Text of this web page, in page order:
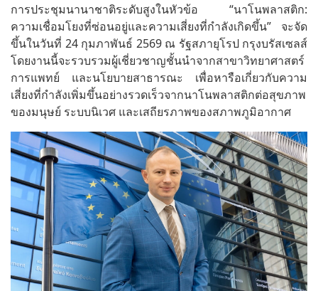
การประชุมนานาชาติระดับสูงในหัวข้อ “นาโนพลาสติก:
ความเชื่อมโยงที่ซ่อนอยู่และความเสี่ยงที่กำลังเกิดขึ้น” จะจัด
ขึ้นในวันที่ 24 กุมภาพันธ์ 2569 ณ รัฐสภายุโรป กรุงบรัสเซลส์
โดยงานนี้จะรวบรวมผู้เชี่ยวชาญชั้นนำจากสาขาวิทยาศาสตร์
การแพทย์ และนโยบายสาธารณะ เพื่อหารือเกี่ยวกับความ
เสี่ยงที่กำลังเพิ่มขึ้นอย่างรวดเร็วจากนาโนพลาสติกต่อสุขภาพ
ของมนุษย์ ระบบนิเวศ และเสถียรภาพของสภาพภูมิอากาศ